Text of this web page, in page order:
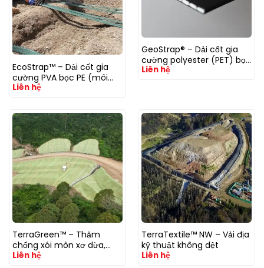
EcoStrap™ – Dải cốt gia
cường PVA bọc PE (môi
trường kiềm/pH cao)
Liên hệ
GeoStrap® – Dải cốt gia
cường polyester (PET) bọc
PE
Liên hệ
TerraGreen™ – Thảm
chống xói mòn xơ dừa,
phủ xanh mái dốc (ECB)
Liên hệ
TerraTextile™ NW – Vải địa
kỹ thuật không dệt
Liên hệ